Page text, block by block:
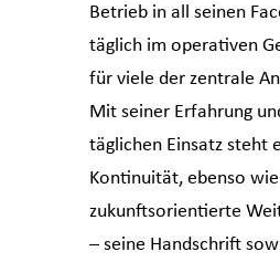
Betrieb in all seinen
täglich im operativen
für viele der zentrale
Mit seiner Erfahrung
täglichen Einsatz steht
Kontinuität, ebenso
zukunftsorientierte
– seine Handschrift